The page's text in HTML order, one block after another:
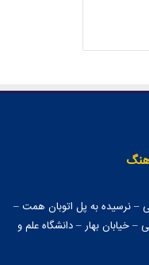
– نرسیده به پل اتوبان همت –
خیابان بهار – دانشگاه علم و